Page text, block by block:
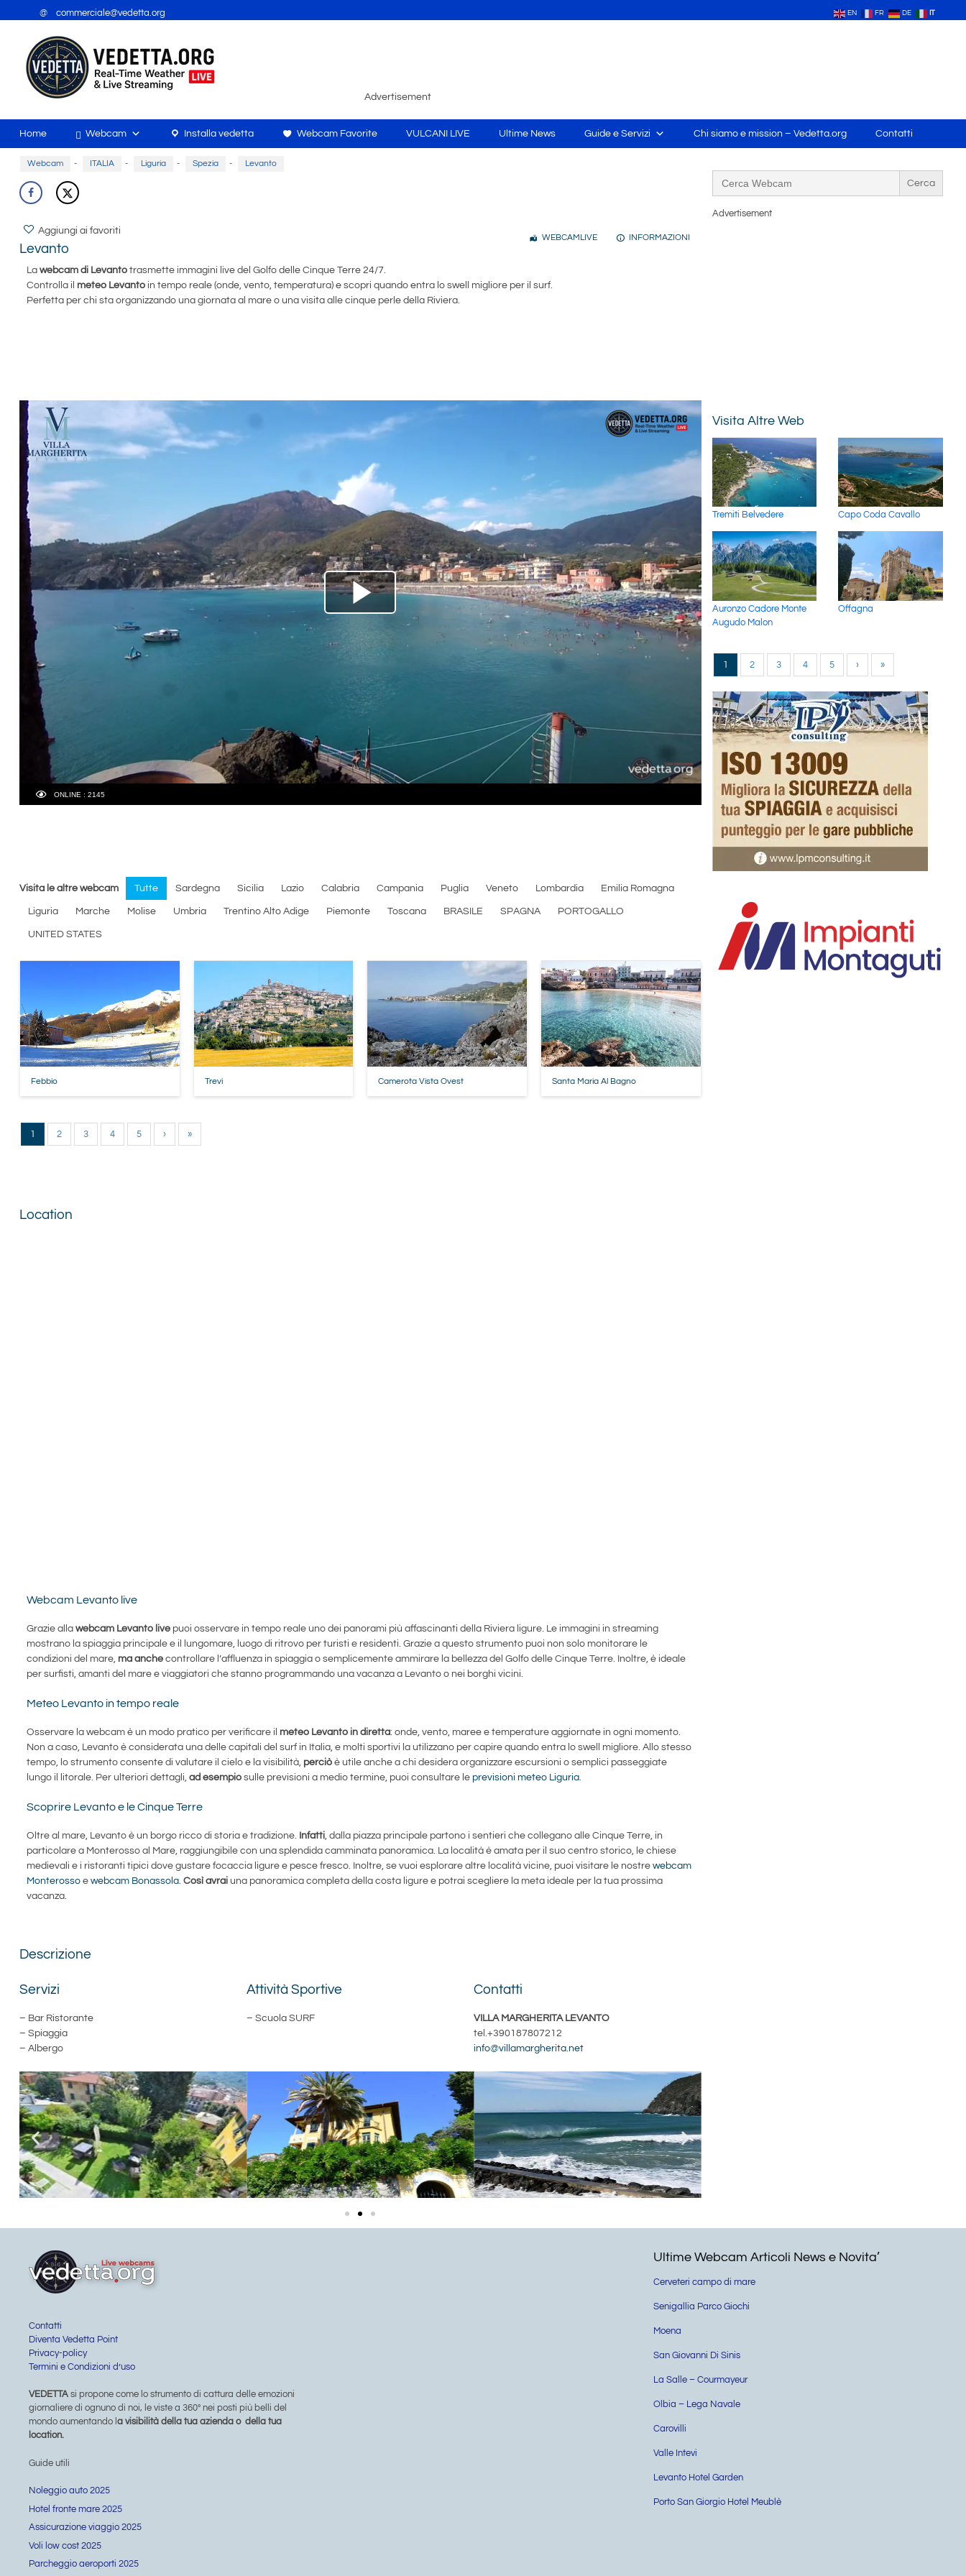
EN FR DE IT
@ commerciale@vedetta.org
Advertisement
Home Webcam Installa vedetta Webcam Favorite VULCANI LIVE Ultime News Guide e Servizi Chi siamo e mission – Vedetta.org Contatti
Webcam - ITALIA - Liguria - Spezia - Levanto
Aggiungi ai favoriti
Levanto
WEBCAMLIVE INFORMAZIONI
La webcam di Levanto trasmette immagini live del Golfo delle Cinque Terre 24/7.
Controlla il meteo Levanto in tempo reale (onde, vento, temperatura) e scopri quando entra lo swell migliore per il surf.
Perfetta per chi sta organizzando una giornata al mare o una visita alle cinque perle della Riviera.
Visita le altre webcam Tutte Sardegna Sicilia Lazio Calabria Campania Puglia Veneto Lombardia Emilia Romagna
Liguria Marche Molise Umbria Trentino Alto Adige Piemonte Toscana BRASILE SPAGNA PORTOGALLO
UNITED STATES
Febbio Trevi Camerota Vista Ovest Santa Maria Al Bagno
1 2 3 4 5 › »
Location
Webcam Levanto live
Grazie alla webcam Levanto live puoi osservare in tempo reale uno dei panorami più affascinanti della Riviera ligure. Le immagini in streaming
mostrano la spiaggia principale e il lungomare, luogo di ritrovo per turisti e residenti. Grazie a questo strumento puoi non solo monitorare le
condizioni del mare, ma anche controllare l’affluenza in spiaggia o semplicemente ammirare la bellezza del Golfo delle Cinque Terre. Inoltre, è ideale
per surfisti, amanti del mare e viaggiatori che stanno programmando una vacanza a Levanto o nei borghi vicini.
Meteo Levanto in tempo reale
Osservare la webcam è un modo pratico per verificare il meteo Levanto in diretta: onde, vento, maree e temperature aggiornate in ogni momento.
Non a caso, Levanto è considerata una delle capitali del surf in Italia, e molti sportivi la utilizzano per capire quando entra lo swell migliore. Allo stesso
tempo, lo strumento consente di valutare il cielo e la visibilità, perciò è utile anche a chi desidera organizzare escursioni o semplici passeggiate
lungo il litorale. Per ulteriori dettagli, ad esempio sulle previsioni a medio termine, puoi consultare le previsioni meteo Liguria.
Scoprire Levanto e le Cinque Terre
Oltre al mare, Levanto è un borgo ricco di storia e tradizione. Infatti, dalla piazza principale partono i sentieri che collegano alle Cinque Terre, in
particolare a Monterosso al Mare, raggiungibile con una splendida camminata panoramica. La località è amata per il suo centro storico, le chiese
medievali e i ristoranti tipici dove gustare focaccia ligure e pesce fresco. Inoltre, se vuoi esplorare altre località vicine, puoi visitare le nostre webcam
Monterosso e webcam Bonassola. Così avrai una panoramica completa della costa ligure e potrai scegliere la meta ideale per la tua prossima
vacanza.
Descrizione
Servizi
– Bar Ristorante
– Spiaggia
– Albergo
Attività Sportive
– Scuola SURF
Contatti
VILLA MARGHERITA LEVANTO
tel.+390187807212
info@villamargherita.net
Search
for:
Advertisement
Visita Altre Web
Tremiti Belvedere Capo Coda Cavallo
Auronzo Cadore Monte
Augudo Malon
Offagna
1 2 3 4 5 › »
Contatti
Diventa Vedetta Point
Privacy-policy
Termini e Condizioni d’uso
VEDETTA si propone come lo strumento di cattura delle emozioni
giornaliere di ognuno di noi, le viste a 360° nei posti più belli del
mondo aumentando l a visibilità della tua azienda o della tua
location.
Guide utili
Noleggio auto 2025
Hotel fronte mare 2025
Assicurazione viaggio 2025
Voli low cost 2025
Parcheggio aeroporti 2025
Ultime Webcam Articoli News e Novita’
Cerveteri campo di mare
Senigallia Parco Giochi
Moena
San Giovanni Di Sinis
La Salle – Courmayeur
Olbia – Lega Navale
Carovilli
Valle Intevi
Levanto Hotel Garden
Porto San Giorgio Hotel Meublè